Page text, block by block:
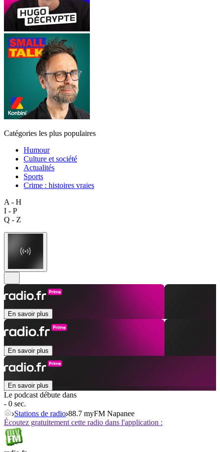
Catégories les plus populaires
Humour
Culture et société
Actualités
Sports
Crime : histoires vraies
A - H
I - P
Q - Z
En savoir plus
En savoir plus
En savoir plus
Le podcast débute dans
- 0 sec.
Stations de radio 88.7 myFM Napanee
Écoutez gratuitement cette radio dans l'application :